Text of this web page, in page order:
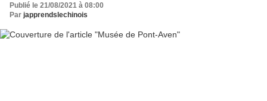
Publié le 21/08/2021 à 08:00
Par japprendslechinois